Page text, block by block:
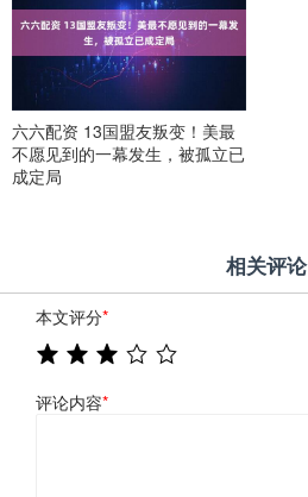
六六配资 13国盟友叛变！美最
不愿见到的一幕发生，被孤立已
成定局
相关评论
本文评分*
评论内容*